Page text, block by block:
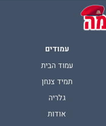
עמודים
עמוד הבית
תמיד צנחן
גלריה
אודות